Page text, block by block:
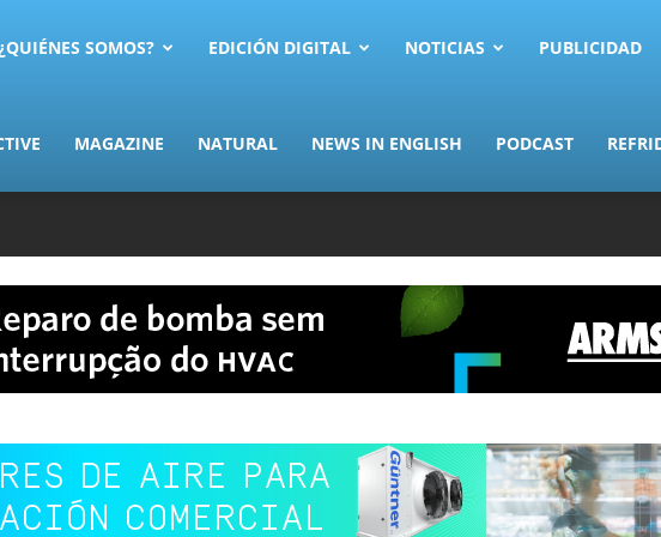
SOMOS? EDICIÓN DIGITAL NOTICIAS PUBLICIDAD
MAGAZINE NATURAL NEWS IN ENGLISH PODCAST